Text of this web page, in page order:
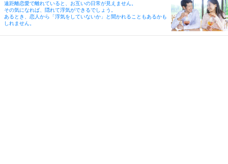
遠距離恋愛で離れていると、お互いの日常が見えません。
その気になれば、隠れて浮気ができるでしょう。
あるとき、恋人から「浮気をしていないか」と聞かれることもあるかも
しれません。